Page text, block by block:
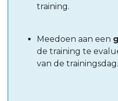
training.
Meedoen aan een
de training te
van de trainingsdag.